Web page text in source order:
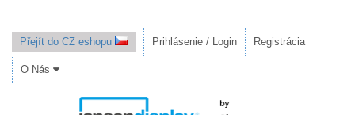
Přejít do CZ eshopu Prihlásenie / Login Registrácia
O Nás